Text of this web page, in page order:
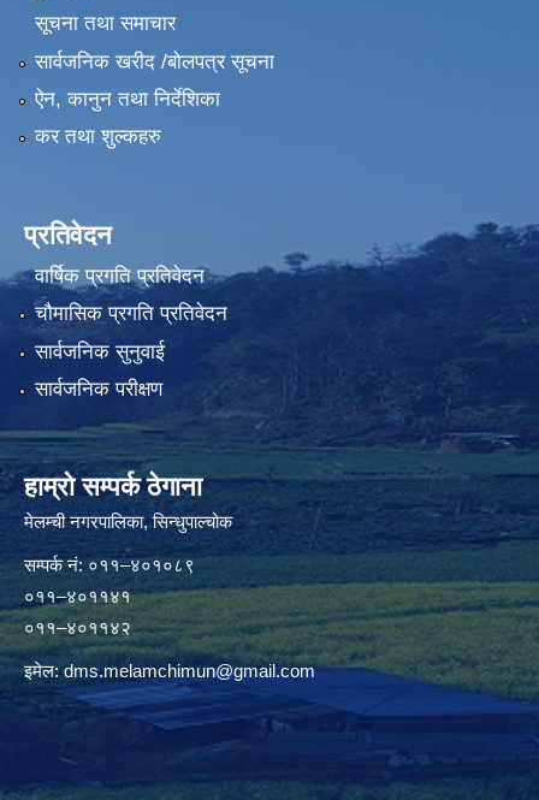
सूचना तथा समाचार
सार्वजनिक खरीद /बोलपत्र सूचना
ऐन, कानुन तथा निर्देशिका
कर तथा शुल्कहरु
प्रतिवेदन
वार्षिक प्रगति प्रतिवेदन
चौमासिक प्रगति प्रतिवेदन
सार्वजनिक सुनुवाई
सार्वजनिक परीक्षण
हाम्रो सम्पर्क ठेगाना
मेलम्ची नगरपालिका‍, सिन्धुपाल्चोक
सम्पर्क न‌ं: ०११–४०१०८९
०११–४०११४१
०११–४०११४२
इमेल:dms.melamchimun@gmail.com